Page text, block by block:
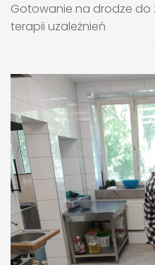
Gotowanie na drodze do
terapii uzależnień